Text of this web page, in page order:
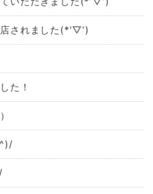
店されました(*'▽')
た！